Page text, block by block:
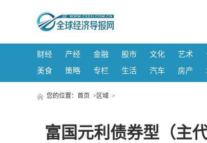
财经 产经 金融 股市 文化 艺术
美食
策略 专栏 生活 汽车 房产
您的位置： 首页 > 区域 >
富国元利债券型（主